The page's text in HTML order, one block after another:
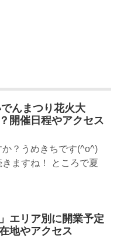
んまつり花火大
開催日程やアクセス
？うめきちです(^o^)
きますね！ ところで夏
エリア別に開業予定
地やアクセス